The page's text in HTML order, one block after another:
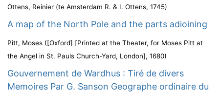
Ottens, Reinier (te Amsterdam R. & I. Ottens, 1745)
A map of the North Pole and the parts adioining
Pitt, Moses ([Oxford] [Printed at the Theater, for Moses Pitt at
the Angel in St. Pauls Church-Yard, London], 1680)
Gouvernement de Wardhus : Tiré de divers
Memoires Par G. Sanson Geographe ordinaire du